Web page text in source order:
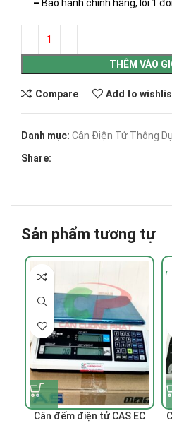
– Bảo hành chính hãng, lỗi 1
THÊM VÀO
Compare Add to
Danh mục: Cân Điện Tử Thông
Share:
Sản phẩm tương tự
Cân đếm điện tử CAS EC